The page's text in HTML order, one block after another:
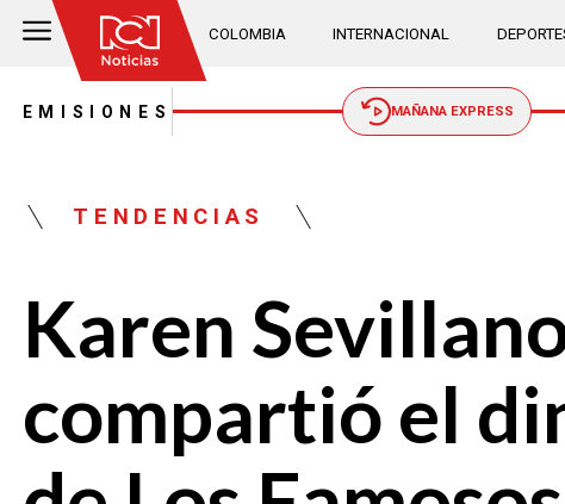
COLOMBIA INTERNACIONAL
EMISIONES MAÑANA EXPRESS
TENDENCIAS
Karen
compartió el